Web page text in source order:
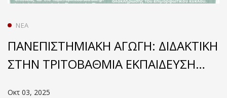
ΝΈΑ
ΠΑΝΕΠΙΣΤΗΜΙΑΚΗ ΑΓΩΓΗ: ΔΙΔΑΚΤΙΚΗ
ΣΤΗΝ ΤΡΙΤΟΒΑΘΜΙΑ ΕΚΠΑΙΔΕΥΣΗ
Οκτ 03, 2025